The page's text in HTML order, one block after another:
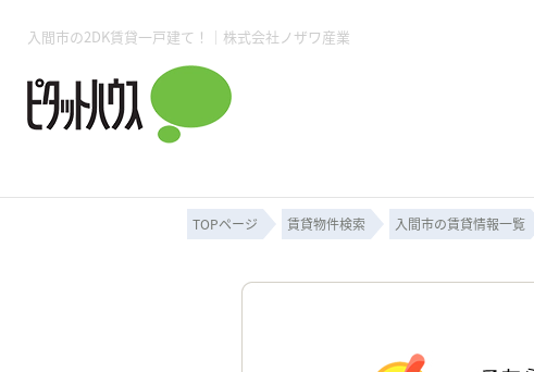
入間市の2DK賃貸一戸建て！｜株式会社ノザワ産業
売却の流れ
所沢賃貸TOP
月極駐車場 事業用物件 コンテ
賃貸管理業務
入居者様用ページTOP
売買物件一覧
無料売却査定
必要な書類
会社概要
ピタットハウス所沢店 ピタットハウス小手
ご来店予約
TOPページ 賃貸物件検索 入間市の賃貸情報一覧